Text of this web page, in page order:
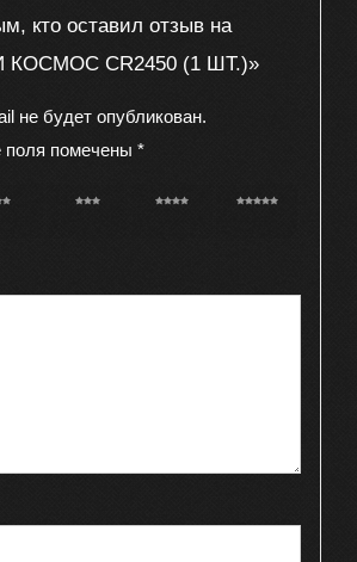
кто оставил отзыв на
КОСМОС CR2450 (1 ШТ.)»
не будет опубликован.
помечены *
5
3 из 5
4 из 5
5 из 5